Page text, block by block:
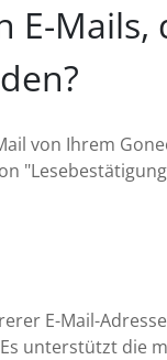
E-Mails,
von Ihrem
E-Mail-
unterstützt die